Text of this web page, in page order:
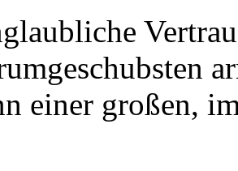
einer großen,